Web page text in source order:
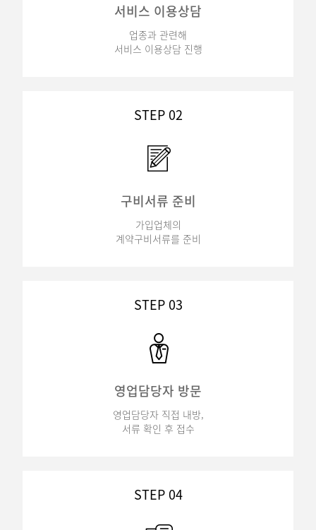
서비스 이용상담
업종과 관련해
서비스 이용상담 진행
STEP 02
구비서류 준비
가입업체의
계약구비서류를 준비
STEP 03
영업담당자 방문
영업담당자 직접 내방,
서류 확인 후 접수
STEP 04